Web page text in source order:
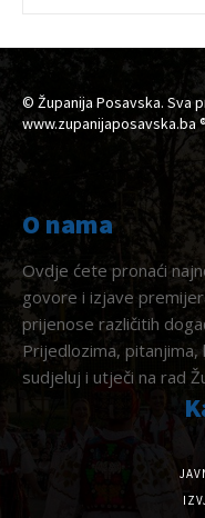
© Županija Posavska. Sva
www.zupanijaposavska.ba
O nama
Ovdje ćete pronaći
govore i izjave
prijenose različitih
Prijedlozima, pitanjima,
sudjeluj i utječi na rad